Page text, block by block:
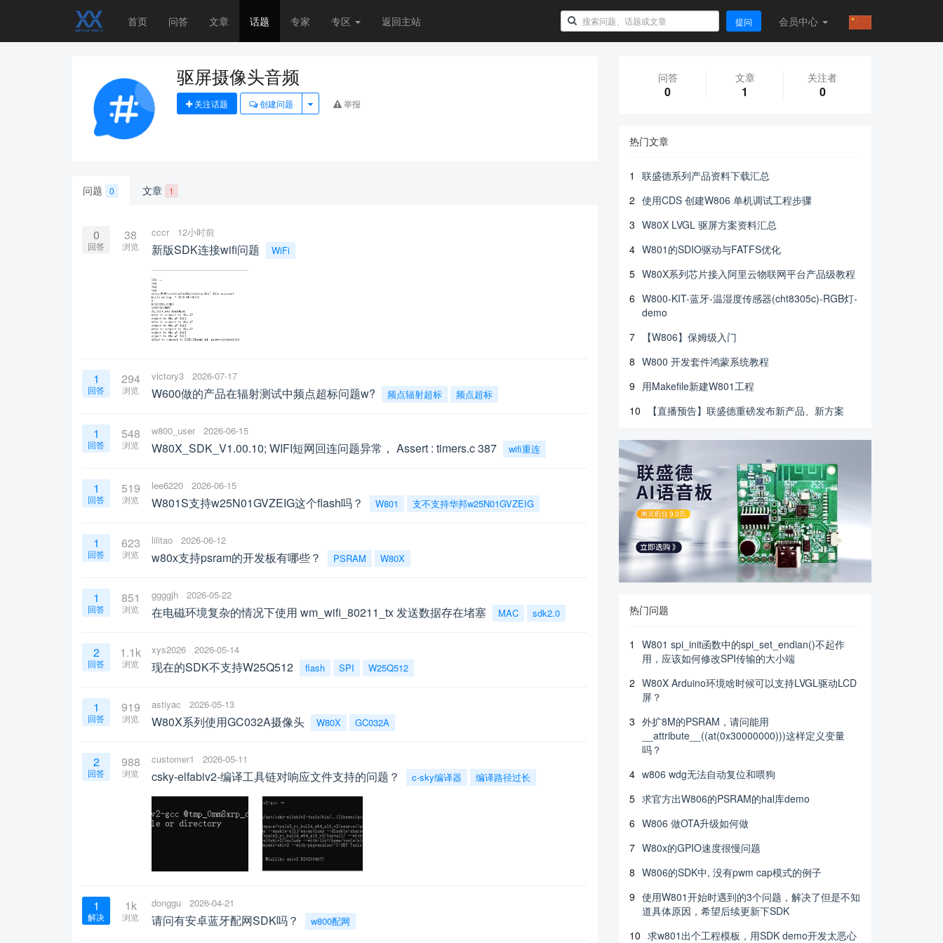
首页 问答 文章 话题 专家 专区 返回主站 提问 会员中心
驱屏摄像头音频
关注话题 创建问题 举报
问题 0 文章 1
0
回答
38
浏览
cccr 12小时前
新版SDK连接wifi问题 WiFi
1
回答
294
浏览
victory3 2026-07-17
W600做的产品在辐射测试中频点超标问题w? 频点辐射超标 频点超标
1
回答
548
浏览
w800_user 2026-06-15
W80X_SDK_V1.00.10; WIFI短网回连问题异常， Assert : timers.c 387 wifi重连
1
回答
519
浏览
lee6220 2026-06-15
W801S支持w25N01GVZEIG这个flash吗？ W801 支不支持华邦w25N01GVZEIG
1
回答
623
浏览
lilitao 2026-06-12
w80x支持psram的开发板有哪些？ PSRAM W80X
1
回答
851
浏览
ggggjh 2026-05-22
在电磁环境复杂的情况下使用 wm_wifi_80211_tx 发送数据存在堵塞 MAC sdk2.0
2
回答
1.1k
浏览
xys2026 2026-05-14
现在的SDK不支持W25Q512 flash SPI W25Q512
1
回答
919
浏览
astiyac 2026-05-13
W80X系列使用GC032A摄像头 W80X GC032A
2
回答
988
浏览
customer1 2026-05-11
csky-elfabiv2-编译工具链对响应文件支持的问题？ c-sky编译器 编译路径过长
1
解决
1k
浏览
donggu 2026-04-21
请问有安卓蓝牙配网SDK吗？ w800配网
问答
0
文章
1
关注者
0
热门文章
1
联盛德系列产品资料下载汇总
2 使用CDS 创建W806 单机调试工程步骤
3 W80X LVGL 驱屏方案资料汇总
4 W801的SDIO驱动与FATFS优化
5 W80X系列芯片接入阿里云物联网平台产品级教程
6 W800-KIT-蓝牙-温湿度传感器(cht8305c)-RGB灯-
demo
7
【W806】保姆级入门
8 W800 开发套件鸿蒙系统教程
9 用Makefile新建W801工程
10
【直播预告】联盛德重磅发布新产品、新方案
热门问题
1
W801 spi_init函数中的spi_set_endian()不起作
用，应该如何修改SPI传输的大小端
2 W80X Arduino环境啥时候可以支持LVGL驱动LCD
屏？
3 外扩8M的PSRAM，请问能用
__attribute__((at(0x30000000)))这样定义变量
吗？
4 w806 wdg无法自动复位和喂狗
5 求官方出W806的PSRAM的hal库demo
6 W806 做OTA升级如何做
7 W80x的GPIO速度很慢问题
8 W806的SDK中, 没有pwm cap模式的例子
9 使用W801开始时遇到的3个问题，解决了但是不知
道具体原因，希望后续更新下SDK
10 求w801出个工程模板，用SDK demo开发太恶心